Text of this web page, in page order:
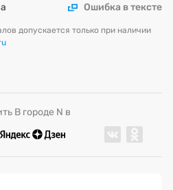
Ошибка в тексте
допускается только при наличии
В городе N в